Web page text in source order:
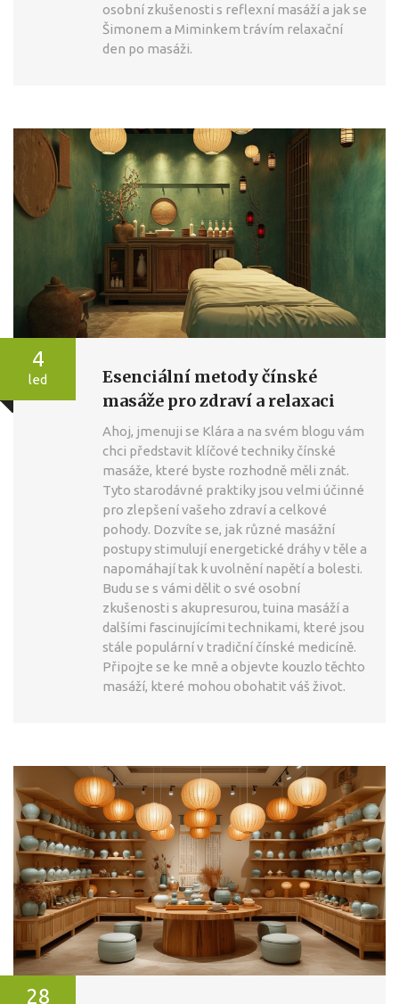
osobní zkušenosti s reflexní masáží a jak se
Šimonem a Miminkem trávím relaxační
den po masáži.
4
led
Esenciální metody čínské
masáže pro zdraví a relaxaci
Ahoj, jmenuji se Klára a na svém blogu vám
chci představit klíčové techniky čínské
masáže, které byste rozhodně měli znát.
Tyto starodávné praktiky jsou velmi účinné
pro zlepšení vašeho zdraví a celkové
pohody. Dozvíte se, jak různé masážní
postupy stimulují energetické dráhy v těle a
napomáhají tak k uvolnění napětí a bolesti.
Budu se s vámi dělit o své osobní
zkušenosti s akupresurou, tuina masáží a
dalšími fascinujícími technikami, které jsou
stále populární v tradiční čínské medicíně.
Připojte se ke mně a objevte kouzlo těchto
masáží, které mohou obohatit váš život.
28